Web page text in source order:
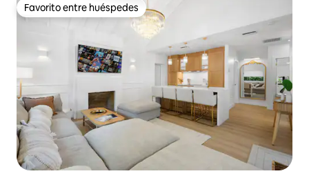
Favorito entre huéspedes
Favorito entre huéspedes